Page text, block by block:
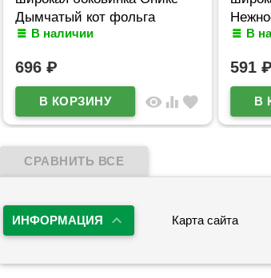
Дымчатый кот фольга
арт.ПМД 4-20
В наличии
696 ₽
visibility equalizer favorite
20 В
591 ₽
ИНФОРМАЦИЯ Карта сайта